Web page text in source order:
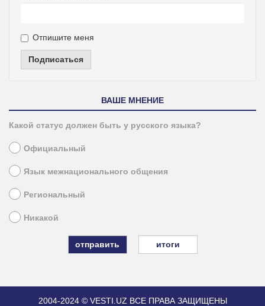
Отпишите меня
Подписаться
ВАШЕ МНЕНИЕ
Какой статус должен быть у русского языка?
Официальный
Язык межнационального общения
Региональный
Никакой
итоги
2004-2024 © VESTI.UZ ВСЕ ПРАВА ЗАЩИЩЕНЫ